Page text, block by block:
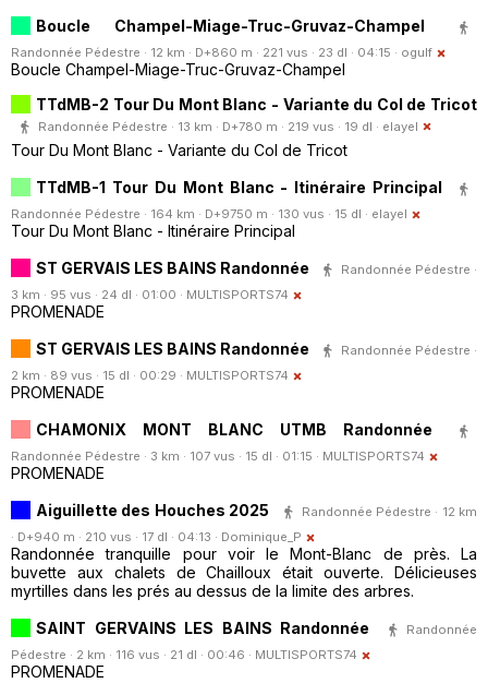
Boucle Champel-Miage-Truc-Gruvaz-Champel
Randonnée Pédestre · 12 km · D+860 m · 221 vus · 23 dl · 04:15 · ogulf
Boucle Champel-Miage-Truc-Gruvaz-Champel
TTdMB-2 Tour Du Mont Blanc - Variante du Col de Tricot
Randonnée Pédestre · 13 km · D+780 m · 219 vus · 19 dl · elayel
Tour Du Mont Blanc - Variante du Col de Tricot
TTdMB-1 Tour Du Mont Blanc - Itinéraire Principal
Randonnée Pédestre · 164 km · D+9750 m · 130 vus · 15 dl · elayel
Tour Du Mont Blanc - Itinéraire Principal
ST GERVAIS LES BAINS Randonnée
Randonnée Pédestre ·
3 km · 95 vus · 24 dl · 01:00 · MULTISPORTS74
PROMENADE
ST GERVAIS LES BAINS Randonnée
Randonnée Pédestre ·
2 km · 89 vus · 15 dl · 00:29 · MULTISPORTS74
PROMENADE
CHAMONIX MONT BLANC UTMB Randonnée
Randonnée Pédestre · 3 km · 107 vus · 15 dl · 01:15 · MULTISPORTS74
PROMENADE
Aiguillette des Houches 2025
Randonnée Pédestre · 12 km
· D+940 m · 210 vus · 17 dl · 04:13 · Dominique_P
Randonnée tranquille pour voir le Mont-Blanc de près. La
buvette aux chalets de Chailloux était ouverte. Délicieuses
myrtilles dans les prés au dessus de la limite des arbres.
SAINT GERVAINS LES BAINS Randonnée
Randonnée
Pédestre · 2 km · 116 vus · 21 dl · 00:46 · MULTISPORTS74
PROMENADE